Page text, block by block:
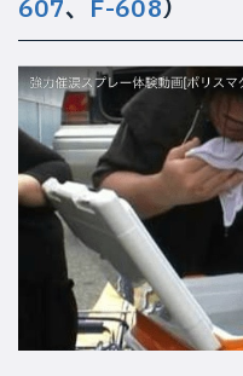
607、 F-608）